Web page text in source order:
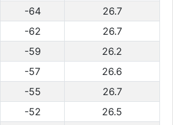
-64
26.7
-62
26.7
-59
26.2
-57
26.6
-55
26.7
-52
26.5